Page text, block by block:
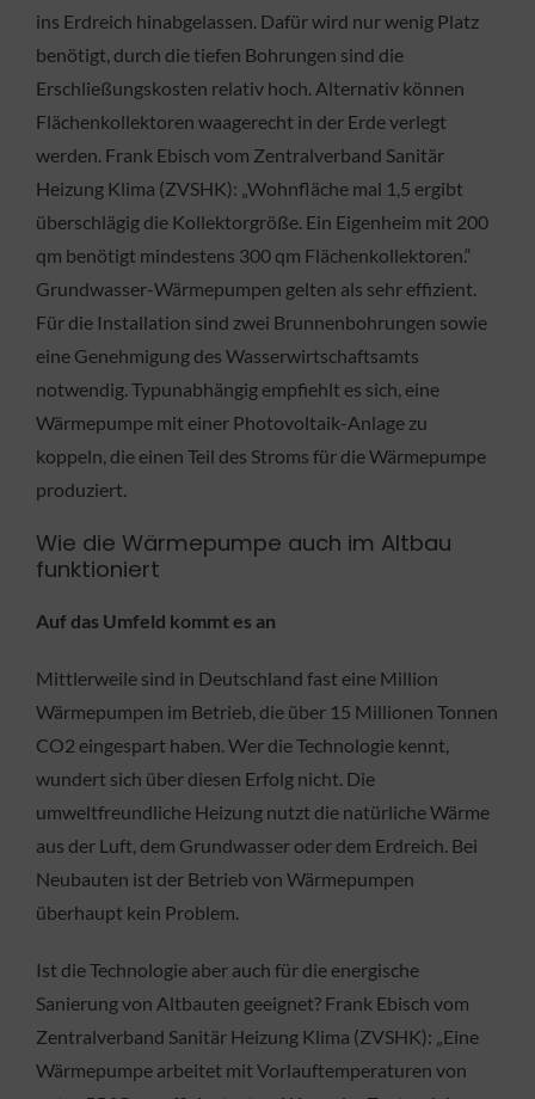
ins Erdreich hinabgelassen. Dafür wird nur wenig Platz
benötigt, durch die tiefen Bohrungen sind die
Erschließungskosten relativ hoch. Alternativ können
Flächenkollektoren waagerecht in der Erde verlegt
werden. Frank Ebisch vom Zentralverband Sanitär
Heizung Klima (ZVSHK): „Wohnfläche mal 1,5 ergibt
überschlägig die Kollektorgröße. Ein Eigenheim mit 200
qm benötigt mindestens 300 qm Flächenkollektoren.“
Grundwasser-Wärmepumpen gelten als sehr effizient.
Für die Installation sind zwei Brunnenbohrungen sowie
eine Genehmigung des Wasserwirtschaftsamts
notwendig. Typunabhängig empfiehlt es sich, eine
Wärmepumpe mit einer Photovoltaik-Anlage zu
koppeln, die einen Teil des Stroms für die Wärmepumpe
produziert.
Wie die Wärmepumpe auch im Altbau
funktioniert
Auf das Umfeld kommt es an
Mittlerweile sind in Deutschland fast eine Million
Wärmepumpen im Betrieb, die über 15 Millionen Tonnen
CO2 eingespart haben. Wer die Technologie kennt,
wundert sich über diesen Erfolg nicht. Die
umweltfreundliche Heizung nutzt die natürliche Wärme
aus der Luft, dem Grundwasser oder dem Erdreich. Bei
Neubauten ist der Betrieb von Wärmepumpen
überhaupt kein Problem.
Ist die Technologie aber auch für die energische
Sanierung von Altbauten geeignet? Frank Ebisch vom
Zentralverband Sanitär Heizung Klima (ZVSHK): „Eine
Wärmepumpe arbeitet mit Vorlauftemperaturen von